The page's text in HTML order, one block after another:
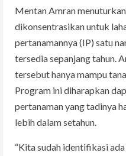
Mentan Amran
dikonsentrasikan untuk
pertanamannya (IP) satu
tersedia sepanjang tahun.
tersebut hanya mampu
Program ini diharapkan
pertanaman yang tadinya
lebih dalam setahun.
“Kita sudah identifikasi